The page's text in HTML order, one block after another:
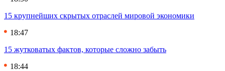
15 крупнейших скрытых отраслей мировой экономики
18:47
15 жутковатых фактов, которые сложно забыть
18:44